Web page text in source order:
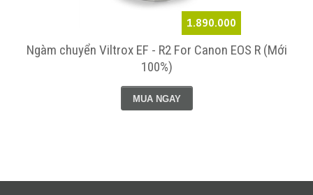
1.890.000
Ngàm chuyển Viltrox EF - R2 For Canon EOS R (Mới
100%)
MUA NGAY